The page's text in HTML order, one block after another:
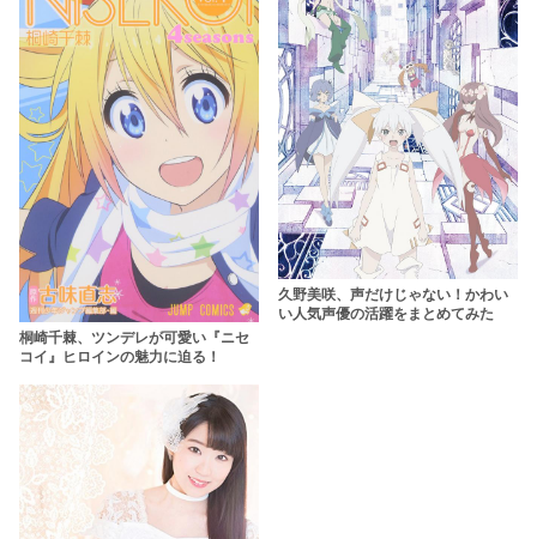
桐崎千棘、ツンデレが可愛い『ニセ
コイ』ヒロインの魅力に迫る！
久野美咲、声だけじゃない！かわい
い人気声優の活躍をまとめてみた